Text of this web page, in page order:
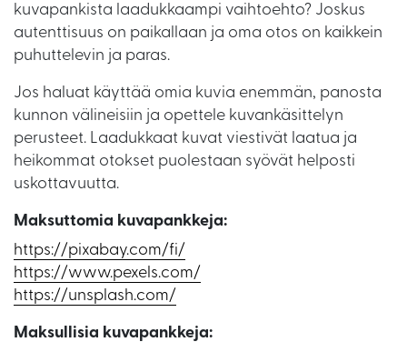
kuvapankista laadukkaampi vaihtoehto? Joskus
autenttisuus on paikallaan ja oma otos on kaikkein
puhuttelevin ja paras.
Jos haluat käyttää omia kuvia enemmän, panosta
kunnon välineisiin ja opettele kuvankäsittelyn
perusteet. Laadukkaat kuvat viestivät laatua ja
heikommat otokset puolestaan syövät helposti
uskottavuutta.
Maksuttomia kuvapankkeja:
https://pixabay.com/fi/
https://www.pexels.com/
https://unsplash.com/
Maksullisia kuvapankkeja: